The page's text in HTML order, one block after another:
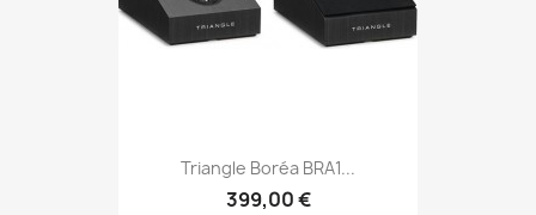
Triangle Boréa BRA1...
399,00 €